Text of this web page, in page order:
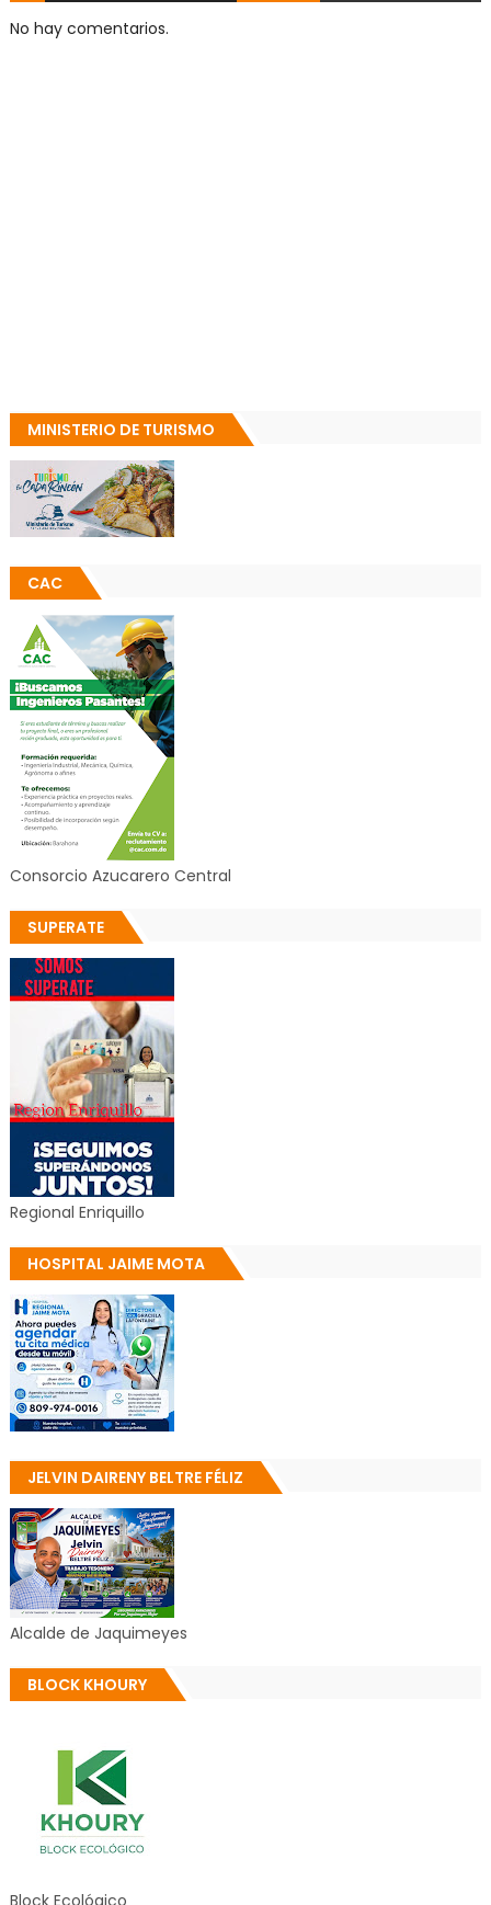
No hay comentarios.
MINISTERIO DE TURISMO
CAC
Consorcio Azucarero Central
SUPERATE
Regional Enriquillo
HOSPITAL JAIME MOTA
JELVIN DAIRENY BELTRE FÉLIZ
Alcalde de Jaquimeyes
BLOCK KHOURY
Block Ecológico